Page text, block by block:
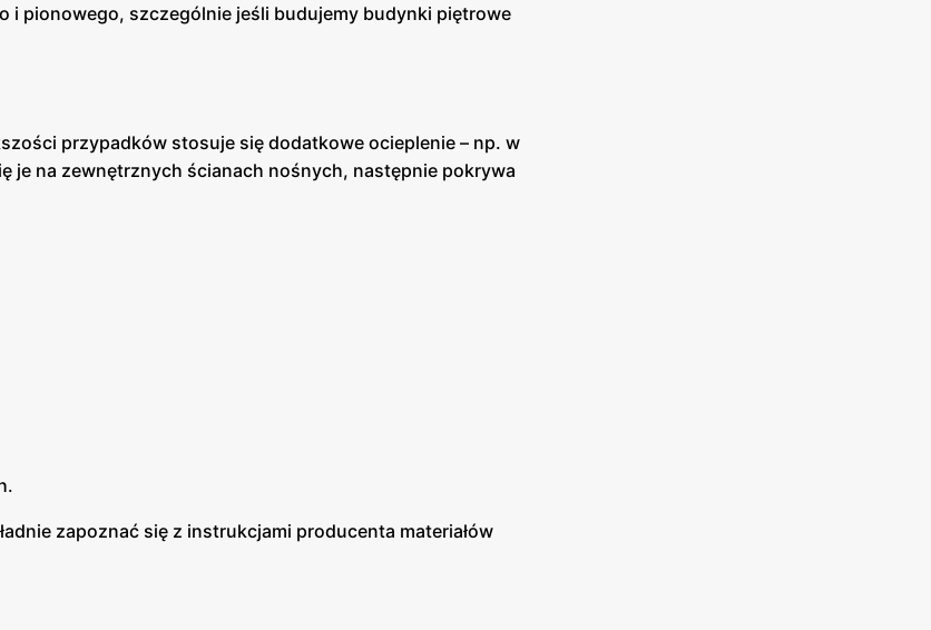
i pionowego, szczególnie jeśli budujemy budynki piętrowe
przypadków stosuje się dodatkowe ocieplenie – np. w
je na zewnętrznych ścianach nośnych, następnie pokrywa
zapoznać się z instrukcjami producenta materiałów